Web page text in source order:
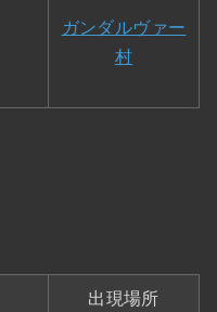
ガンダルヴァー
村
出現場所